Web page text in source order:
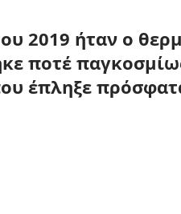
2019 ήταν ο
ποτέ
έπληξε